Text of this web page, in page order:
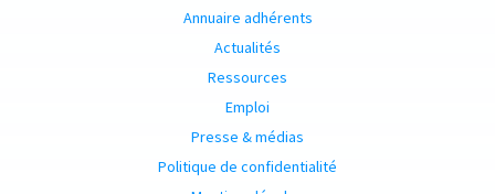
Annuaire adhérents
Actualités
Ressources
Emploi
Presse & médias
Politique de confidentialité